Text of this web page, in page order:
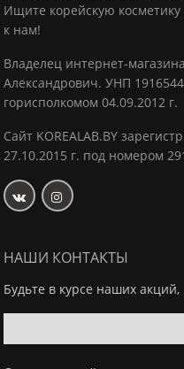
Ищите корейскую
к нам!
Владелец интернет-
Александрович. УНП
горисполкомом 04.09.2012 г.
Сайт KOREALAB.BY
27.10.2015 г. под номером
НАШИ КОНТАКТЫ
Будьте в курсе наших